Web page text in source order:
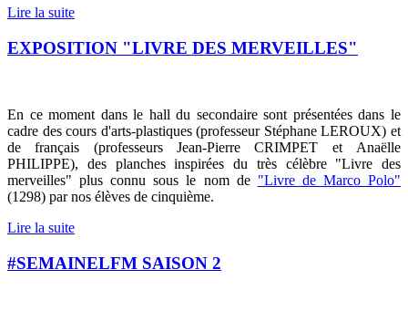
Lire la suite
EXPOSITION "LIVRE DES MERVEILLES"
En ce moment dans le hall du secondaire sont présentées dans le
cadre des cours d'arts-plastiques (professeur Stéphane LEROUX) et
de français (professeurs Jean-Pierre CRIMPET et Anaëlle
PHILIPPE), des planches inspirées du très célèbre "Livre des
merveilles" plus connu sous le nom de "Livre de Marco Polo"
(1298) par nos élèves de cinquième.
Lire la suite
#SEMAINELFM SAISON 2